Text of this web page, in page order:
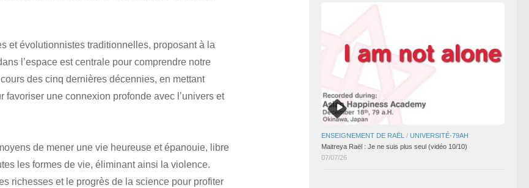
et évolutionnistes traditionnelles, proposant à la
l’espace est centrale pour comprendre notre
des cinq dernières décennies, en mettant
une connexion profonde avec l’univers et
de mener une vie heureuse et épanouie, libre
les formes de vie, éliminant ainsi la violence.
richesses et le progrès de la science pour profiter
ENSEIGNEMENT DE RAËL / UNIVERSITÉ-79AH
Maitreya Raël : Je ne suis plus seul (vidéo 10/10)
07/07/26